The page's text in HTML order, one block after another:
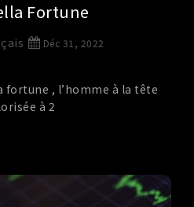
Fortune
Déc 31, 2022
fortune , l’homme à la tête
à 2